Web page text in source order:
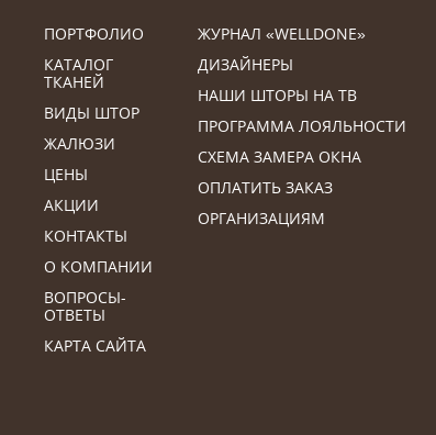
ПОРТФОЛИО
КАТАЛОГ
ТКАНЕЙ
ВИДЫ ШТОР
ЖАЛЮЗИ
ЦЕНЫ
АКЦИИ
КОНТАКТЫ
О КОМПАНИИ
ВОПРОСЫ-
ОТВЕТЫ
КАРТА САЙТА
ЖУРНАЛ «WELLDONE»
ДИЗАЙНЕРЫ
НАШИ ШТОРЫ НА ТВ
ПРОГРАММА ЛОЯЛЬНОСТИ
СХЕМА ЗАМЕРА ОКНА
ОПЛАТИТЬ ЗАКАЗ
ОРГАНИЗАЦИЯМ